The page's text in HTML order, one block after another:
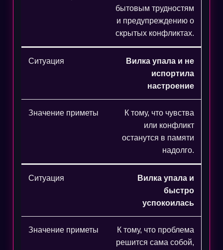
бытовым трудностям
и предупреждению о
скрытых конфликтах.
Вилка упала и не
испортила
настроение
К тому, что чувства
или конфликт
останутся в памяти
надолго.
Вилка упала и
быстро
успокоилась
К тому, что проблема
решится сама собой,